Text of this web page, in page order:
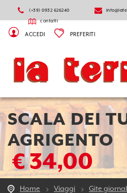
(+39) 0932 626240
contatti
ACCEDI PREFERITI
SCALA DEI
AGRIGENTO
€ 34,00
Home Viaggi
Gite